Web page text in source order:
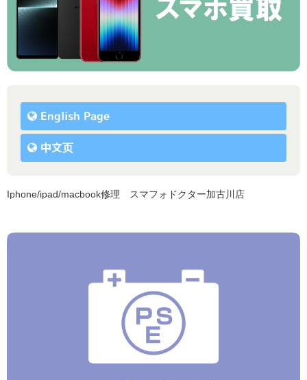
English Page
中文页
Iphone/ipad/macbook修理 スマフォドクター加古川店